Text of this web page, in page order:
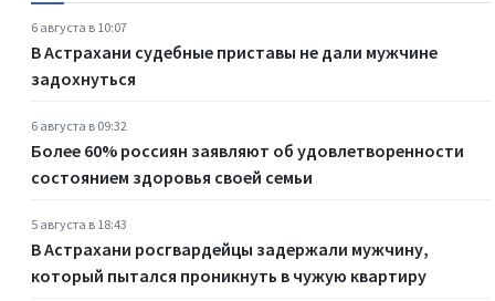
6 августа в 10:07
В Астрахани судебные приставы не дали мужчине
задохнуться
6 августа в 09:32
Более 60% россиян заявляют об удовлетворенности
состоянием здоровья своей семьи
5 августа в 18:43
В Астрахани росгвардейцы задержали мужчину,
который пытался проникнуть в чужую квартиру